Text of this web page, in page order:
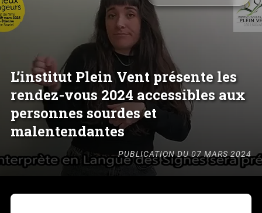
L’institut Plein Vent présente les
rendez-vous 2024 accessibles aux
personnes sourdes et
malentendantes
PUBLICATION DU 07 MARS 2024